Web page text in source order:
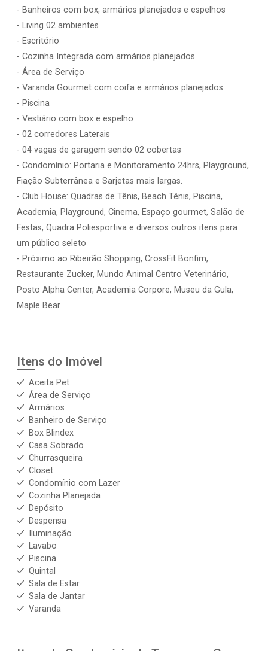
- Banheiros com box, armários planejados e espelhos
- Living 02 ambientes
- Escritório
- Cozinha Integrada com armários planejados
- Área de Serviço
- Varanda Gourmet com coifa e armários planejados
- Piscina
- Vestiário com box e espelho
- 02 corredores Laterais
- 04 vagas de garagem sendo 02 cobertas
- Condomínio: Portaria e Monitoramento 24hrs, Playground,
Fiação Subterrânea e Sarjetas mais largas.
- Club House: Quadras de Tênis, Beach Tênis, Piscina,
Academia, Playground, Cinema, Espaço gourmet, Salão de
Festas, Quadra Poliesportiva e diversos outros itens para
um público seleto
- Próximo ao Ribeirão Shopping, CrossFit Bonfim,
Restaurante Zucker, Mundo Animal Centro Veterinário,
Posto Alpha Center, Academia Corpore, Museu da Gula,
Maple Bear
Itens do Imóvel
Aceita Pet
Área de Serviço
Armários
Banheiro de Serviço
Box Blindex
Casa Sobrado
Churrasqueira
Closet
Condomínio com Lazer
Cozinha Planejada
Depósito
Despensa
Iluminação
Lavabo
Piscina
Quintal
Sala de Estar
Sala de Jantar
Varanda